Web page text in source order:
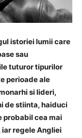
istoriei lumii care
sau
tuturor tipurilor
perioade ale
si lideri,
de stiinta, haiduci
probabil cea mai
iar regele Angliei